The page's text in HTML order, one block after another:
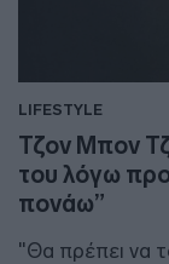
LIFESTYLE
Τζον Μπον
του λόγω
πονάω”
"Θα πρέπει να